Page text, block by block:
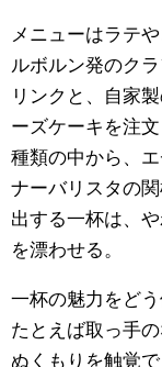
メニューはラテ
ルボルン発のク
リンクと、自家
ーズケーキを注
種類の中から、
ナーバリスタの
出する一杯は、
を漂わせる。
一杯の魅力をど
たとえば取っ手
ぬくもりを触覚